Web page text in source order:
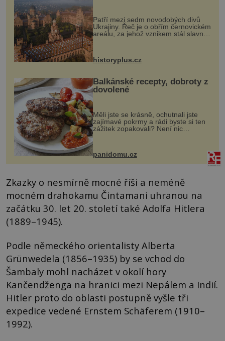
Patří mezi sedm novodobých divů
Ukrajiny. Řeč je o obřím černovickém
areálu, za jehož vznikem stál slavný
český architekt Josef Hlávka. Ten si
na něm dal mimořádně záležet. Jeho
historyplus.cz
Balkánské recepty, dobroty z
dovolené
Měli jste se krásně, ochutnali jste
zajímavé pokrmy a rádi byste si ten
zážitek zopakovali? Není nic
snazšího. Pljeskavica (10 porcí)
Možná jste ji ochutnali na dovolené v
bývalé Jugoslávii, lze ji vi...
panidomu.cz
Zkazky o nesmírně mocné říši a neméně
mocném drahokamu Čintamani uhranou na
začátku 30. let 20. století také Adolfa Hitlera
(1889–1945).
Podle německého orientalisty Alberta
Grünwedela (1856–1935) by se vchod do
Šambaly mohl nacházet v okolí hory
Kančendženga na hranici mezi Nepálem a Indií.
Hitler proto do oblasti postupně vyšle tři
expedice vedené Ernstem Schäferem (1910–
1992).